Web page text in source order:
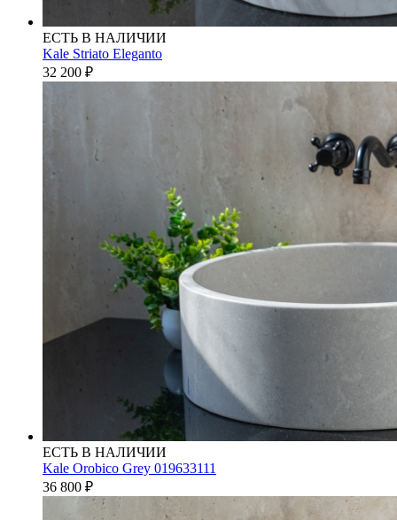
ЕСТЬ В НАЛИЧИИ
Kale Striato Eleganto
32 200 ₽
ЕСТЬ В НАЛИЧИИ
Kale Orobico Grey 019633111
36 800 ₽